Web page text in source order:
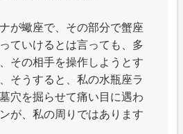
が蠍座で、その部分で蟹座
ていけるとは言っても、多
その相手を操作しようとす
そうすると、私の水瓶座ラ
穴を掘らせて痛い目に遇わ
が、私の周りではあります